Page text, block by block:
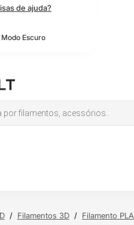
de ajuda?
Escuro
/ Filamentos 3D / Filamento PLA